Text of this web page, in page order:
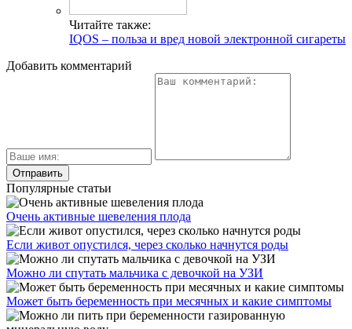
Читайте также:
IQOS – польза и вред новой электронной сигареты
Добавить комментарий
Популярные статьи
Очень активные шевеления плода
Если живот опустился, через сколько начнутся роды
Можно ли спутать мальчика с девочкой на УЗИ
Может быть беременность при месячных и какие симптомы